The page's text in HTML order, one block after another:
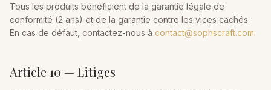
Tous les produits bénéficient de la garantie légale de
conformité (2 ans) et de la garantie contre les vices cachés.
En cas de défaut, contactez-nous à contact@sophscraft.com.
Article 10 — Litiges